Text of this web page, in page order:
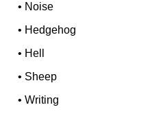
• Noise
• Hedgehog
• Hell
• Sheep
•Writing